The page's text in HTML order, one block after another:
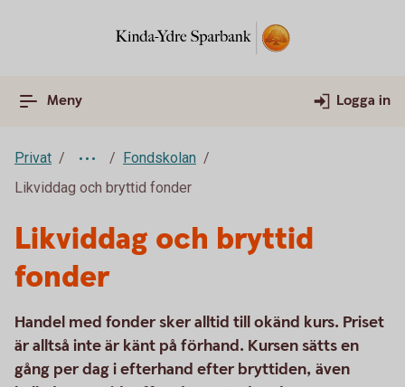
Meny Logga in
Privat
Fondskolan
Likviddag och bryttid fonder
Likviddag och bryttid
fonder
Handel med fonder sker alltid till okänd kurs. Priset
är alltså inte är känt på förhand. Kursen sätts en
gång per dag i efterhand efter bryttiden, även